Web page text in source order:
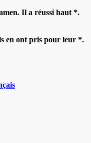
Il a réussi haut *.
en ont pris pour leur *.